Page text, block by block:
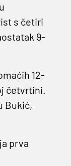
s četiri
9-
12-
četvrtini.
Bukić,
prva